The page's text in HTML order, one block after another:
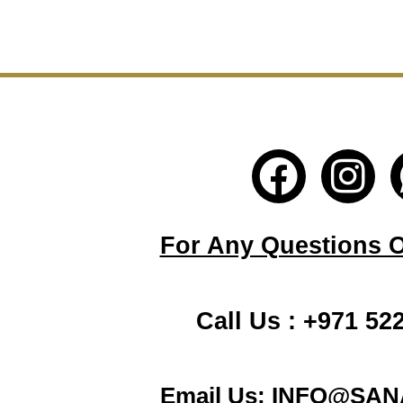
F
a
c
b
I
n
s
a
For Any Questions
Call Us : +971
Email Us: